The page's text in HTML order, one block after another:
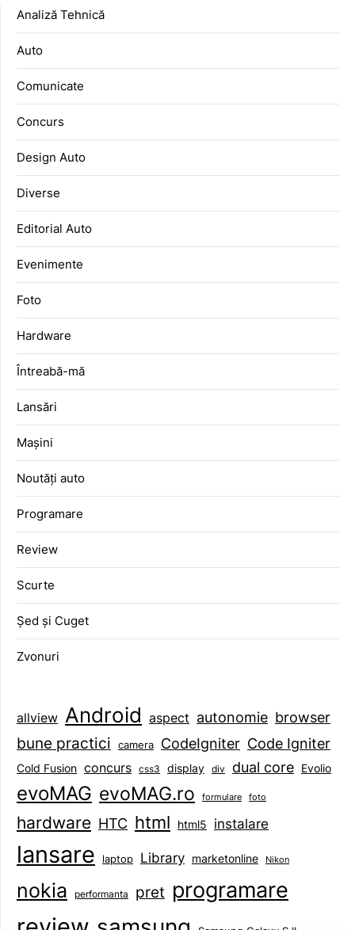
Analiză Tehnică
Auto
Comunicate
Concurs
Design Auto
Diverse
Editorial Auto
Evenimente
Foto
Hardware
Întreabă-mă
Lansări
Mașini
Noutăți auto
Programare
Review
Scurte
Șed și Cuget
Zvonuri
allview Android aspect autonomie browser
bune practici camera CodeIgniter Code Igniter
Cold Fusion concurs css3 display div dual core Evolio
evoMAG evoMAG.ro formulare foto
hardware HTC html html5 instalare
lansare laptop Library marketonline Nikon
nokia performanta pret programare